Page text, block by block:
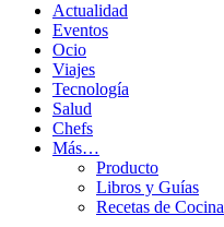
Actualidad
Eventos
Ocio
Viajes
Tecnología
Salud
Chefs
Más…
Producto
Libros y Guías
Recetas de Cocina